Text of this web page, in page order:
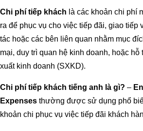
Chi phí tiếp khách là các khoản chi phí
ra để phục vụ cho việc tiếp đãi, giao tiếp
tác hoặc các bên liên quan nhằm mục
mại, duy trì quan hệ kinh doanh, hoặc hỗ
xuất kinh doanh (SXKD).
Chi phí tiếp khách tiếng anh là gì? –
Expenses thường được sử dụng phổ
khoản chi phục vụ việc tiếp đãi khách